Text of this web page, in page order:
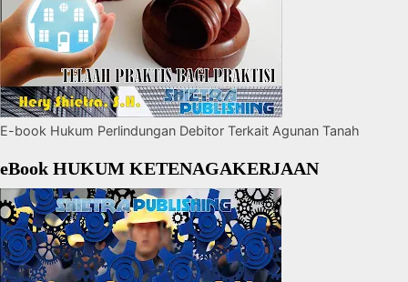
E-book Hukum Perlindungan Debitor Terkait Agunan Tanah
eBook HUKUM KETENAGAKERJAAN